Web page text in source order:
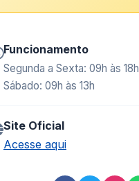
Funcionamento
Segunda a Sexta: 09h às 18h
Sábado: 09h às 13h
Site Oficial
Acesse aqui